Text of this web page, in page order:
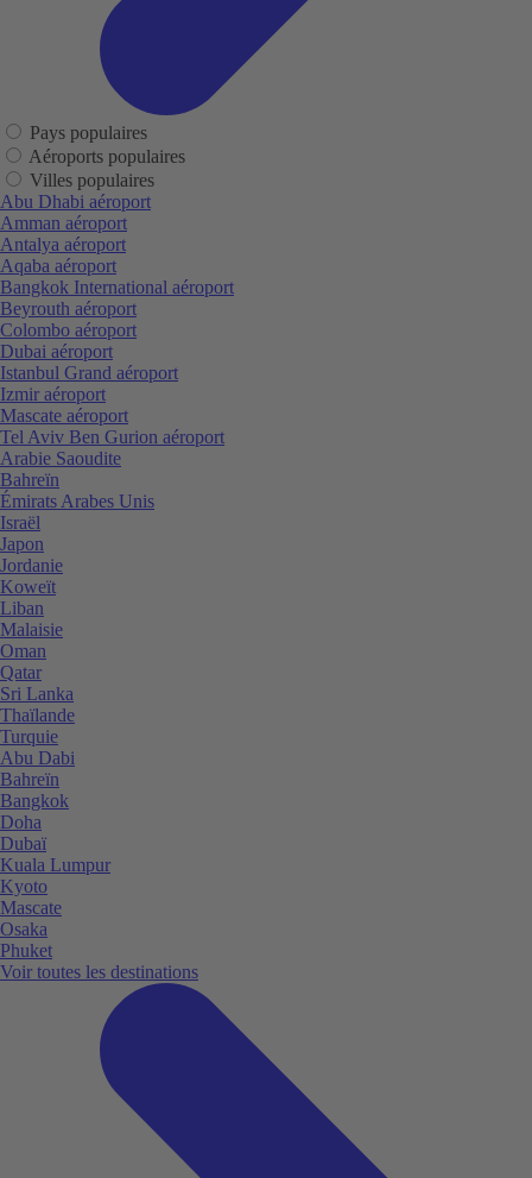
Pays populaires
Aéroports populaires
Villes populaires
Abu Dhabi aéroport
Amman aéroport
Antalya aéroport
Aqaba aéroport
Bangkok International aéroport
Beyrouth aéroport
Colombo aéroport
Dubai aéroport
Istanbul Grand aéroport
Izmir aéroport
Mascate aéroport
Tel Aviv Ben Gurion aéroport
Arabie Saoudite
Bahreïn
Émirats Arabes Unis
Israël
Japon
Jordanie
Koweït
Liban
Malaisie
Oman
Qatar
Sri Lanka
Thaïlande
Turquie
Abu Dabi
Bahreïn
Bangkok
Doha
Dubaï
Kuala Lumpur
Kyoto
Mascate
Osaka
Phuket
Voir toutes les destinations